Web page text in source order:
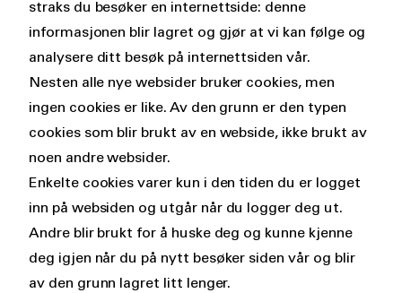
straks du besøker en internettside: denne
informasjonen blir lagret og gjør at vi kan følge og
analysere ditt besøk på internettsiden vår.
Nesten alle nye websider bruker cookies, men
ingen cookies er like. Av den grunn er den typen
cookies som blir brukt av en webside, ikke brukt av
noen andre websider.
Enkelte cookies varer kun i den tiden du er logget
inn på websiden og utgår når du logger deg ut.
Andre blir brukt for å huske deg og kunne kjenne
deg igjen når du på nytt besøker siden vår og blir
av den grunn lagret litt lenger.